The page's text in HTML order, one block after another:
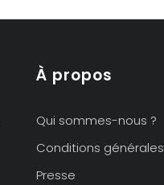
À propos
Qui sommes-nous ?
Conditions générales
Presse